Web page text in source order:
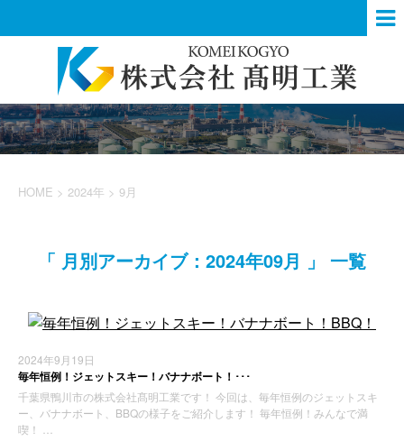
HOME > 2024年 > 9月
「 月別アーカイブ：2024年09月 」 一覧
2024年9月19日
毎年恒例！ジェットスキー！バナナボート！･･･
千葉県鴨川市の株式会社髙明工業です！ 今回は、毎年恒例のジェットスキ
ー、バナナボート、BBQの様子をご紹介します！ 毎年恒例！みんなで満
喫！ …